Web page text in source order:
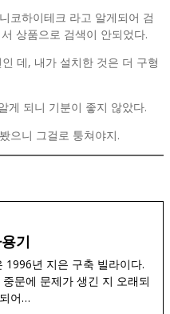
코하이테크 라고 알게되어 검
상품으로 검색이 안되었다.
데, 내가 설치한 것은 더 구형
게 되니 기분이 좋지 않았다.
으니 그걸로 퉁쳐야지.
기
1996년 지은 구축 빌라이다.
문에 문제가 생긴 지 오래되
어…